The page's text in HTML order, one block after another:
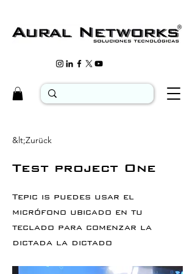
&lt;Zurück
Test project One
Tepic is puedes usar el
micrófono ubicado en tu
teclado para comenzar la
dictada la dictado